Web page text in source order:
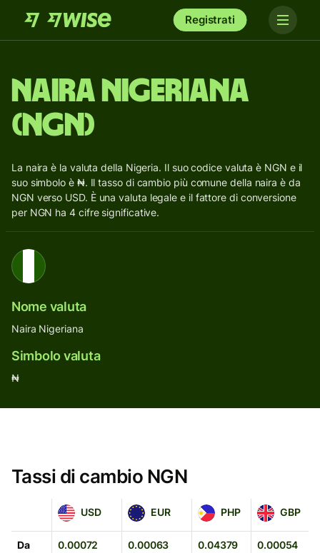
Registrati
Naira Nigeriana
(NGN)
La naira è la valuta della Nigeria. Il suo codice valuta è NGN e il
suo simbolo è ₦. Il tasso di cambio più comune della naira è da
NGN verso USD. È una valuta legale e il fattore di conversione
per NGN ha 4 cifre significative.
Nome valuta
Naira Nigeriana
Simbolo valuta
₦
Tassi di cambio NGN
USD
USD EUR
EUR PHP
PHP GBP
GBP
Da
0.00072 0.00063 0.04379 0.00054